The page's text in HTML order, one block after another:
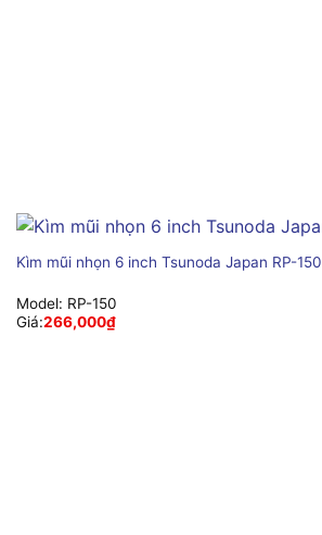
Kìm mũi nhọn 6 inch Tsunoda Japan RP-150
Model: RP-150
Giá:266,000₫